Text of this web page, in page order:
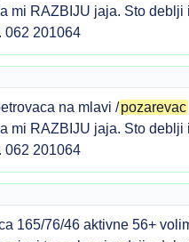
mi RAZBIJU jaja. Sto
062 201064
na mlavi /pozarevac
mi RAZBIJU jaja. Sto
062 201064
165/76/46 aktivne 56+